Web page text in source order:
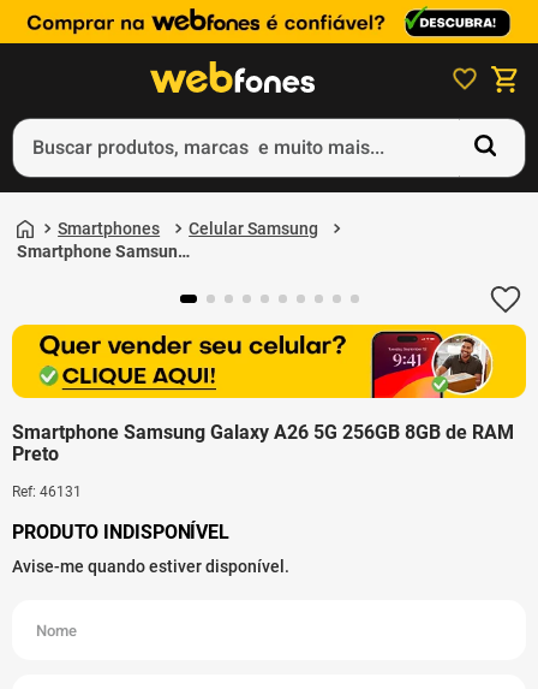
Buscar produtos, marcas e muito mais...
Smartphones
Celular Samsung
Smartphone Samsung
Smartphone Samsung Galaxy A26 5G 256GB 8GB de RAM
Preto
Ref: 46131
1º
ps5
3º
4º
ps4